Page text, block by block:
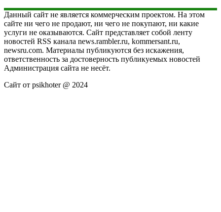
Данный сайт не является коммерческим проектом. На этом
сайте ни чего не продают, ни чего не покупают, ни какие
услуги не оказываются. Сайт представляет собой ленту
новостей RSS канала news.rambler.ru, kommersant.ru,
newsru.com. Материалы публикуются без искажения,
ответственность за достоверность публикуемых новостей
Администрация сайта не несёт.
Сайт от psikhoter @ 2024